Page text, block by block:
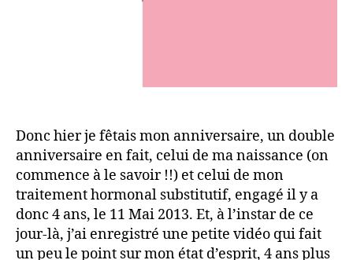
Donc hier je fêtais mon anniversaire, un double
anniversaire en fait, celui de ma naissance (on
commence à le savoir !!) et celui de mon
traitement hormonal substitutif, engagé il y a
donc 4 ans, le 11 Mai 2013. Et, à l’instar de ce
jour-là, j’ai enregistré une petite vidéo qui fait
un peu le point sur mon état d’esprit, 4 ans plus